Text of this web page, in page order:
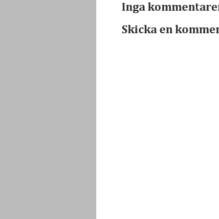
Inga
Skicka en